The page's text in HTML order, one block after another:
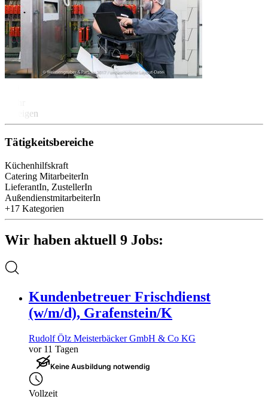
anzeigen
Tätigkeitsbereiche
Küchenhilfskraft
Catering MitarbeiterIn
LieferantIn, ZustellerIn
AußendienstmitarbeiterIn
+17 Kategorien
Wir haben aktuell 9 Jobs:
Kundenbetreuer Frischdienst
(w/m/d), Grafenstein/K
Rudolf Ölz Meisterbäcker GmbH & Co KG
vor 11 Tagen
Keine Ausbildung notwendig
Vollzeit